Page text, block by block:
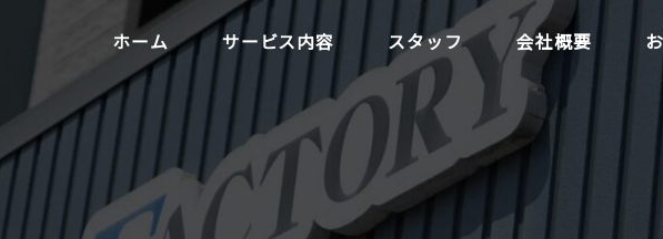
ホーム サービス内容 スタッフ 会社概要